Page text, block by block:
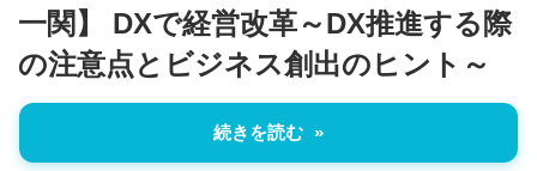
り
組
つ
一関】 DXで経営改革～DX推進する際
の注意点とビジネス創出のヒント～
続きを読む